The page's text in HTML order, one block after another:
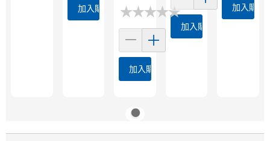
加入購物車 ★★★★★
★★★★★
加入購物車
加入購物車
加入購物